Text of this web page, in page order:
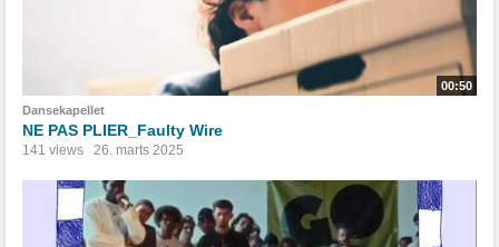
00:50
Dansekapellet
NE PAS PLIER_Faulty Wire
141 views 26. marts 2025